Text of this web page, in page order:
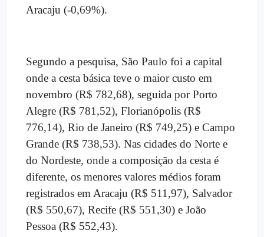
Aracaju (-0,69%).
Segundo a pesquisa, São Paulo foi a capital
onde a cesta básica teve o maior custo em
novembro (R$ 782,68), seguida por Porto
Alegre (R$ 781,52), Florianópolis (R$
776,14), Rio de Janeiro (R$ 749,25) e Campo
Grande (R$ 738,53). Nas cidades do Norte e
do Nordeste, onde a composição da cesta é
diferente, os menores valores médios foram
registrados em Aracaju (R$ 511,97), Salvador
(R$ 550,67), Recife (R$ 551,30) e João
Pessoa (R$ 552,43).